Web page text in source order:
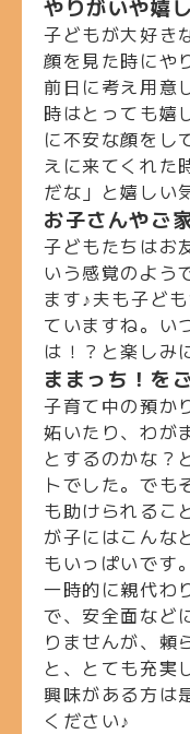
やりがいや嬉
子どもが大好き
顔を見た時にや
前日に考え用意
時はとっても嬉
に不安な顔をし
えに来てくれた
だな」と嬉しい
お子さんやご
子どもたちはお
いう感覚のよう
ます♪夫も子ど
ていますね。い
は！？と楽し
ままっち！を
子育て中の預か
妬いたり、わが
とするのかな？
トでした。でも
も助けられるこ
が子にはこんな
もいっぱいです。
一時的に親代わ
で、安全面など
りませんが、頼
と、とても充実
興味がある方は
ください♪